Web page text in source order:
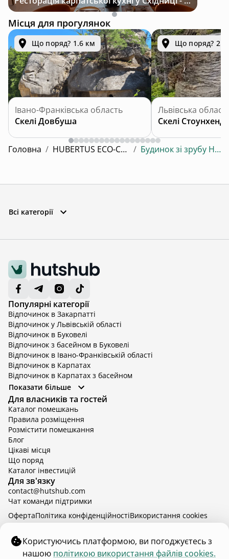
Місця для прогулянок
Що поряд? 1.6 км
Івано-Франківська область
Скелі Довбуша
Що поряд? 2.9
Львівська
Скелі
Головна / HUBERTUS ECO-COMPLEX / Будинок зі зрубу Hubertus
Всі категорії
Популярні категорії
Відпочинок в Закарпатті
Відпочинок у Львівській області
Відпочинок в Буковелі
Відпочинок з басейном в Буковелі
Відпочинок в Івано-Франківській області
Відпочинок в Карпатах
Відпочинок в Карпатах з басейном
Відпочинок в Київській області
Відпочинок в Київській області з басейном
Відпочинок в Тернопільській області
Відпочинок у Вінницькій області
Відпочинок в Яремче
Відпочинок у Львівській області з басейном
Відпочинок з басейном в Тернопільській області
Показати більше
Для власників та гостей
Каталог помешкань
Правила розміщення
Розмістити помешкання
Блог
Цікаві місця
Що поряд
Каталог інвестицій
Для зв'язку
contact@hutshub.com
Чат команди підтримки
hutshub | ©2026
ОфертаПолітика конфіденційностіBикористання cookies
Користуючись платформою, ви погоджуєтесь з
нашою політикою використання файлів cookies.